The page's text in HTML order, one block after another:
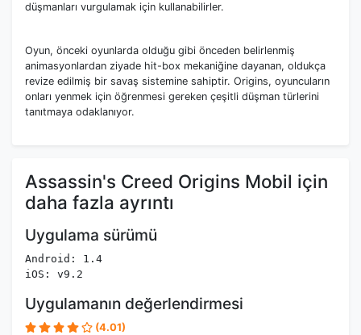
düşmanları vurgulamak için kullanabilirler.
Oyun, önceki oyunlarda olduğu gibi önceden belirlenmiş
animasyonlardan ziyade hit-box mekaniğine dayanan, oldukça
revize edilmiş bir savaş sistemine sahiptir. Origins, oyuncuların
onları yenmek için öğrenmesi gereken çeşitli düşman türlerini
tanıtmaya odaklanıyor.
Assassin's Creed Origins Mobil için
daha fazla ayrıntı
Uygulama sürümü
Android: 1.4
iOS: v9.2
Uygulamanın değerlendirmesi
(4.01)